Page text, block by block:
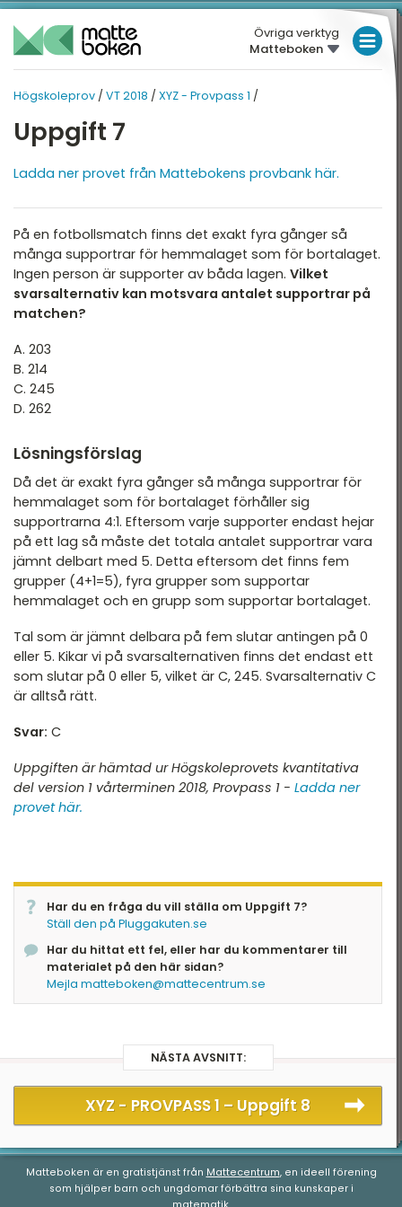
Övriga verktyg
Matteboken
Högskoleprov / VT 2018 / XYZ - Provpass 1 /
Uppgift 7
Ladda ner provet från Mattebokens provbank här.
På en fotbollsmatch finns det exakt fyra gånger så
många supportrar för hemmalaget som för bortalaget.
Ingen person är supporter av båda lagen. Vilket
svarsalternativ kan motsvara antalet supportrar på
matchen?
A. 203
B. 214
C. 245
D. 262
Lösningsförslag
Då det är exakt fyra gånger så många supportrar för
hemmalaget som för bortalaget förhåller sig
supportrarna 4:1. Eftersom varje supporter endast hejar
på ett lag så måste det totala antalet supportrar vara
jämnt delbart med 5. Detta eftersom det finns fem
grupper (4+1=5), fyra grupper som supportar
hemmalaget och en grupp som supportar bortalaget.
Tal som är jämnt delbara på fem slutar antingen på 0
eller 5. Kikar vi på svarsalternativen finns det endast ett
som slutar på 0 eller 5, vilket är C, 245. Svarsalternativ C
är alltså rätt.
Svar: C
Uppgiften är hämtad ur Högskoleprovets kvantitativa
del version 1 vårterminen 2018, Provpass 1 - Ladda ner
provet här.
Har du en fråga du vill ställa om Uppgift 7?
Ställ den på Pluggakuten.se
Har du hittat ett fel, eller har du kommentarer till
materialet på den här sidan?
Mejla matteboken@mattecentrum.se
NÄSTA AVSNITT:
XYZ - PROVPASS 1 – Uppgift 8
LÅGSTADIET
MELLANSTADIET
GYMNASIET
HÖGSKOLEPROV
Översikt
2026
2025
2025
2024
2024
2023
2023
2022
2022 - mars
2021
2021
2018
HÖGSKOLEPROV
Översikt
XYZ - Provpass 4
KVA - Provpass 1
2017
2014
2013
2012
DIGITALA VERKTYG
MATTE PÅ LÄTT SV
Matteboken är en gratistjänst från Mattecentrum, en ideell förening
som hjälper barn och ungdomar förbättra sina kunskaper i